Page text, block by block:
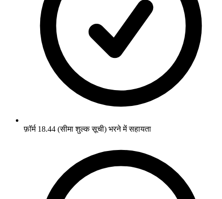
फ़ॉर्म 18.44 (सीमा शुल्क सूची) भरने में सहायता